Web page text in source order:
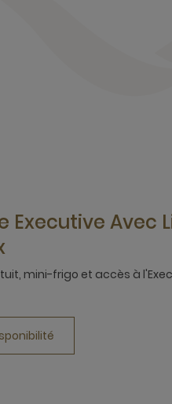
Executive Avec
mini-frigo et accès à